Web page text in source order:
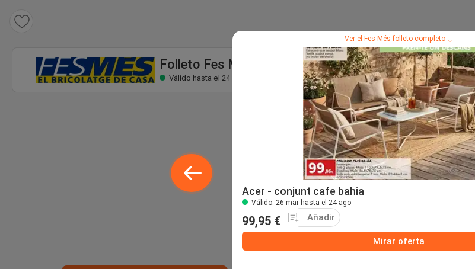
Folleto Fes Més
Válido hasta el 24 ago
Ver el Fes Més folleto completo ↓
Acer - conjunt cafe bahia
Válido: 26 mar hasta el 24 ago
99,95 € Añadir
Mirar oferta